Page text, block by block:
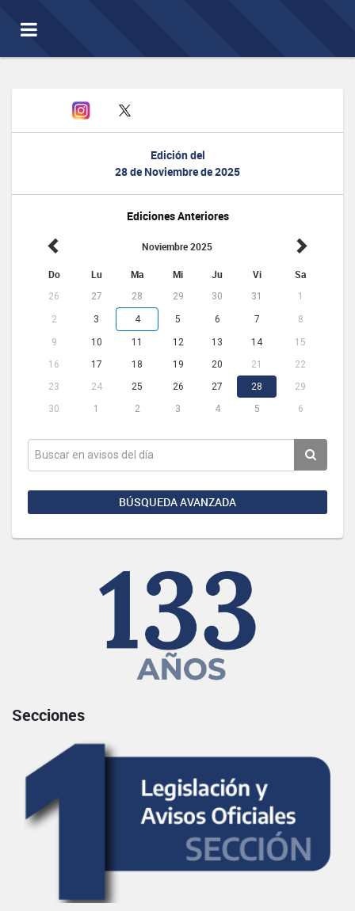
Toggle
navigation
Edición del
28 de Noviembre de 2025
Ediciones Anteriores
Noviembre 2025
Do Lu Ma Mi Ju Vi Sa
26 27 28 29 30 31 1
2 3 4 5 6 7 8
9 10 11 12 13 14
15
16
17 18 19 20 21
22
23
24 25 26 27 28
29
30
1 2 3 4 5 6
BÚSQUEDA AVANZADA
Secciones